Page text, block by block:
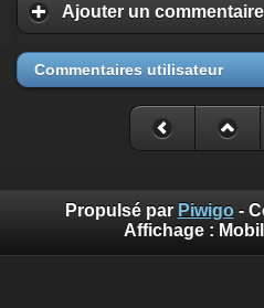
Ajouter un commentaire
Commentaires utilisateur
Propulsé par Piwigo-
Affichage :